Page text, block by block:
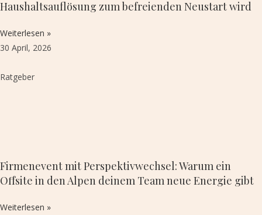
Haushaltsauflösung zum befreienden Neustart wird
Weiterlesen »
30 April, 2026
Ratgeber
Firmenevent mit Perspektivwechsel: Warum ein
Offsite in den Alpen deinem Team neue Energie gibt
Weiterlesen »